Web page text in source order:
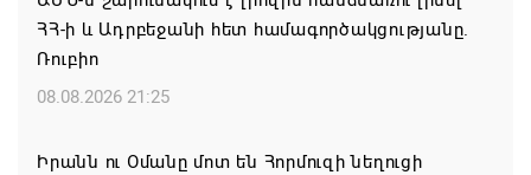
ՀՀ-ի և Ադրբեջանի հետ համագործակցությանը.
Ռուբիո
08.08.2026 21:25
Իրանն ու Օմանը մոտ են Հորմուզի նեղուցի